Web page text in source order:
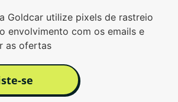
Goldcar utilize pixels de rastreio
envolvimento com os emails e
as ofertas
se